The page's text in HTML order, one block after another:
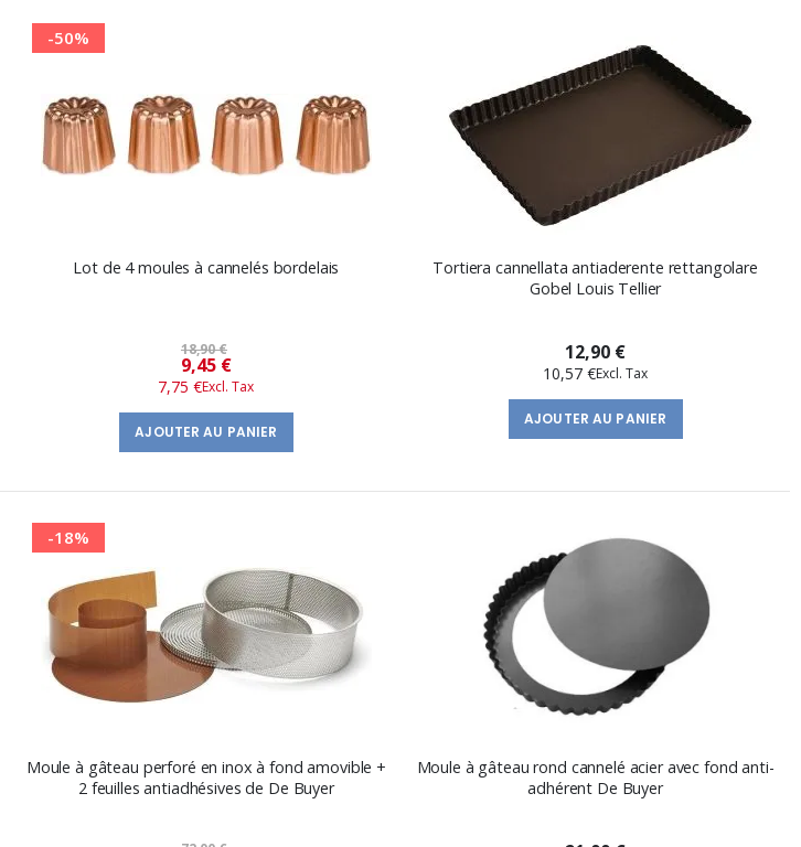
-50%
Lot de 4 moules à cannelés bordelais
18,90 €
Prix
​​
spécial
9,45 €
7,75 €
AJOUTER AU PANIER
Tortiera cannellata antiaderente rettangolare
Gobel Louis Tellier
12,90 €
10,57 €
AJOUTER AU PANIER
-18%
Moule à gâteau perforé en inox à fond amovible +
2 feuilles antiadhésives de De Buyer
Moule à gâteau rond cannelé acier avec fond anti-
adhérent De Buyer